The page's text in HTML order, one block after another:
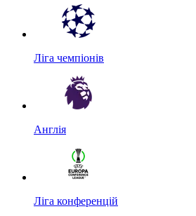
Ліга чемпіонів
Англія
Ліга конференцій